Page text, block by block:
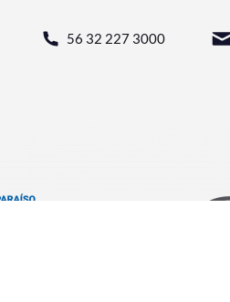
56 32 227 3000